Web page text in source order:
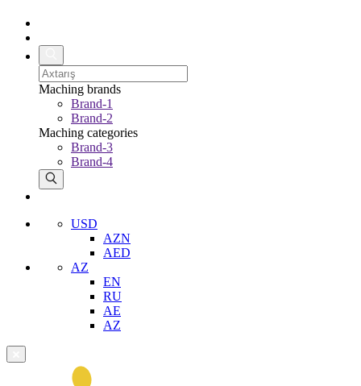
Maching brands
Brand-1
Brand-2
Maching categories
Brand-3
Brand-4
USD
AZN
AED
AZ
EN
RU
AE
AZ